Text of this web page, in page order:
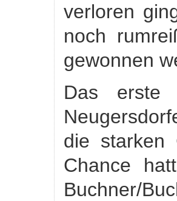
verloren
noch
gewonnen
Das erste
die starken
Chance
Buchner/